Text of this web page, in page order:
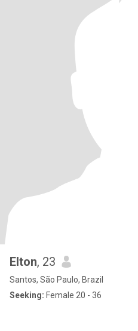
Elton, 23
Santos, São Paulo, Brazil
Seeking: Female 20 - 36